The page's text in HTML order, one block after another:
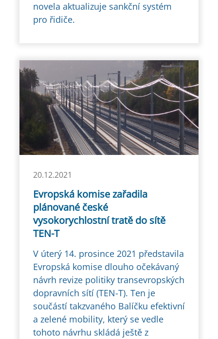
novela aktualizuje sankční systém
pro řidiče.
20.12.2021
Evropská komise zařadila
plánované české
vysokorychlostní tratě do sítě
TEN-T
V úterý 14. prosince 2021 představila
Evropská komise dlouho očekávaný
návrh revize politiky transevropských
dopravních sítí (TEN-T). Ten je
součástí takzvaného Balíčku efektivní
a zelené mobility, který se vedle
tohoto návrhu skládá ještě z